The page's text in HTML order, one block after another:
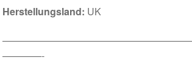
Herstellungsland: UK
————-